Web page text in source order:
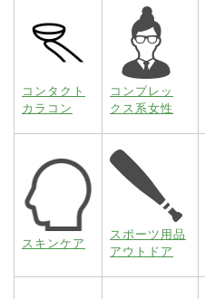
コンタクト
カラコン
コンプレッ
クス系女性
スキンケア
スポーツ用品
アウトドア